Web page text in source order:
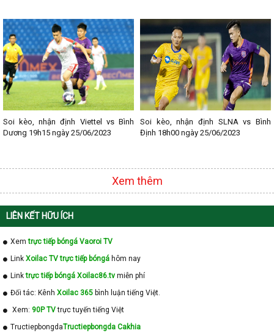
Soi kèo, nhận định Viettel vs Bình
Dương 19h15 ngày 25/06/2023
Soi kèo, nhận định SLNA vs Bình
Định 18h00 ngày 25/06/2023
Xem thêm
LIÊN KẾT HỮU ÍCH
Xemtrực tiếp bóngá Vaoroi TV
Link Xoilac TV trực tiếp bóngá hôm nay
Linktrực tiếp bóngá Xoilac86.tv miễn phí
Đối tác: Kênh Xoilac 365 bình luận tiếng Việt.
Xem: 90P TVtrực tuyến tiếng Việt
TructiepbongdaTructiepbongda Cakhia